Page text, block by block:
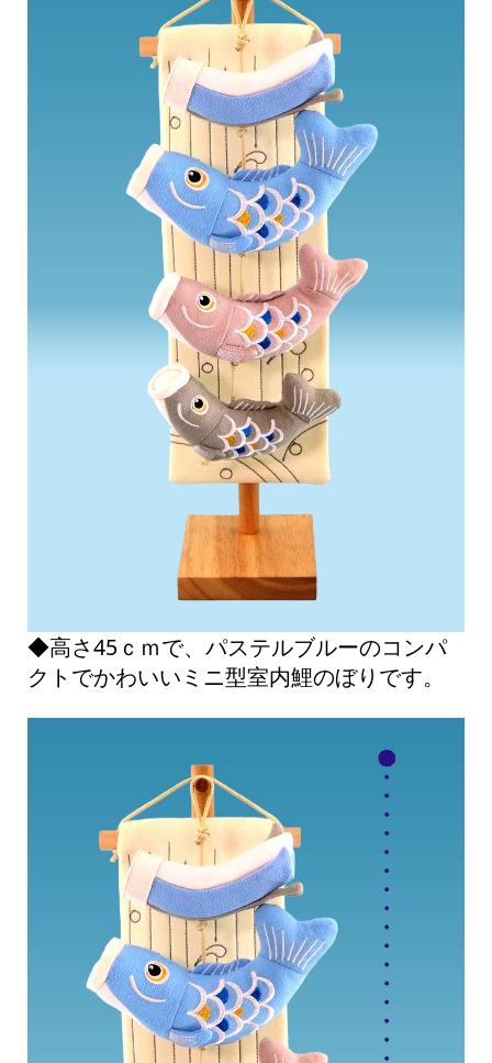
◆高さ45ｃｍで、パステルブルーのコンパ
クトでかわいいミニ型室内鯉のぼりです。